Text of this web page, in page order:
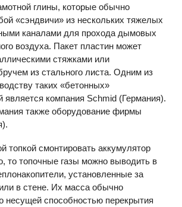
глины, которые обычно
«сэндвичи» из нескольких тяжелых
каналами для прохода дымовых
воздуха. Пакет пластин может
стяжками или
из стального листа. Одним из
таких «бетонных»
является компания Schmid (Германия).
также оборудование фирмы
топкой смонтировать аккумулятор
то топочные газы можно выводить в
установленные за
в стене. Их масса обычно
несущей способностью перекрытия